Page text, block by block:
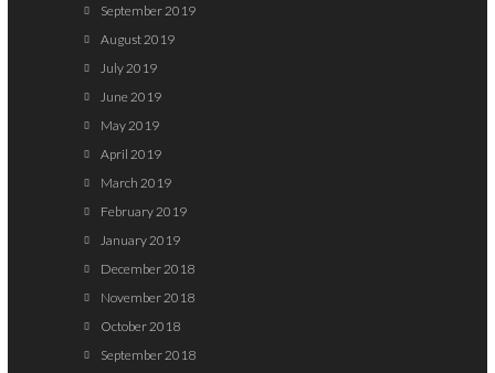
September 2019
August 2019
July 2019
June 2019
May 2019
April 2019
March 2019
February 2019
January 2019
December 2018
November 2018
October 2018
September 2018